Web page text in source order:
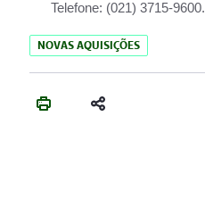
Telefone: (021) 3715-9600.
NOVAS AQUISIÇÕES